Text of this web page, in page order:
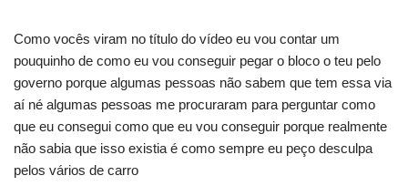
Como vocês viram no título do vídeo eu vou contar um
pouquinho de como eu vou conseguir pegar o bloco o teu pelo
governo porque algumas pessoas não sabem que tem essa via
aí né algumas pessoas me procuraram para perguntar como
que eu consegui como que eu vou conseguir porque realmente
não sabia que isso existia é como sempre eu peço desculpa
pelos vários de carro